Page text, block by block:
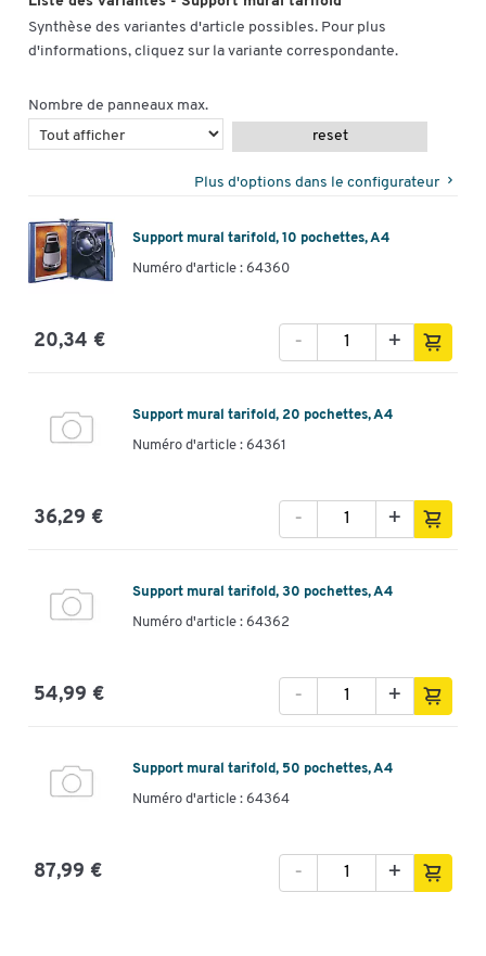
Synthèse des variantes d'article possibles. Pour plus
d'informations, cliquez sur la variante correspondante.
Nombre de panneaux max.
reset
Plus d'options dans le configurateur
Support mural tarifold, 10 pochettes, A4
Numéro d'article : 64360
20,34 € +
-
Support mural tarifold, 20 pochettes, A4
Numéro d'article : 64361
36,29 € +
-
Support mural tarifold, 30 pochettes, A4
Numéro d'article : 64362
54,99 € +
-
Support mural tarifold, 50 pochettes, A4
Numéro d'article : 64364
87,99 € +
-